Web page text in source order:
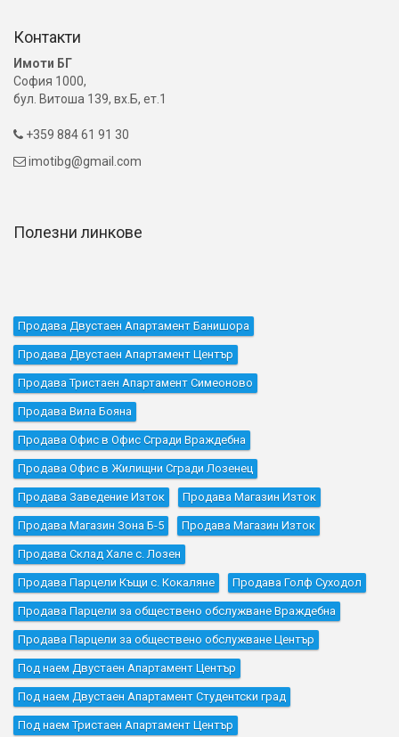
Контакти
Имоти БГ
София 1000,
бул. Витоша 139, вх.Б, ет.1
 +359 884 61 91 30
 imotibg@gmail.com
Полезни линкове
Продава Двустаен Апартамент Банишора
Продава Двустаен Апартамент Център
Продава Тристаен Апартамент Симеоново
Продава Вила Бояна
Продава Офис в Офис Сгради Враждебна
Продава Офис в Жилищни Сгради Лозенец
Продава Заведение Изток Продава Магазин Изток
Продава Магазин Зона Б-5 Продава Магазин Изток
Продава Склад Хале с. Лозен
Продава Парцели Къщи с. Кокаляне Продава Голф Суходол
Продава Парцели за обществено обслужване Враждебна
Продава Парцели за обществено обслужване Център
Под наем Двустаен Апартамент Център
Под наем Двустаен Апартамент Студентски град
Под наем Тристаен Апартамент Център